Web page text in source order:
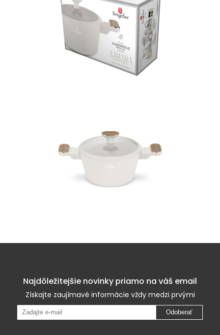
Najdôležitejšie novinky priamo na váš email
Získajte zaujímavé informácie vždy medzi prvými
Odoberať